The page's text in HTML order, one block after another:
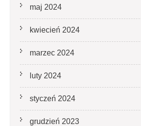
maj 2024
kwiecień 2024
marzec 2024
luty 2024
styczeń 2024
grudzień 2023